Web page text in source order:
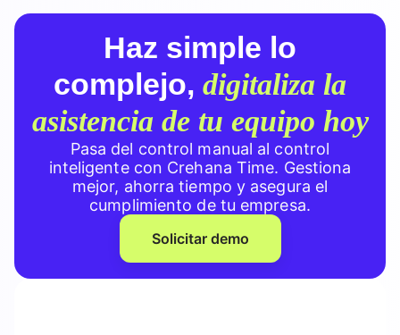
Haz simple lo
complejo, digitaliza la
asistencia de tu equipo hoy
Pasa del control manual al control
inteligente con Crehana Time. Gestiona
mejor, ahorra tiempo y asegura el
cumplimiento de tu empresa.
Solicitar demo